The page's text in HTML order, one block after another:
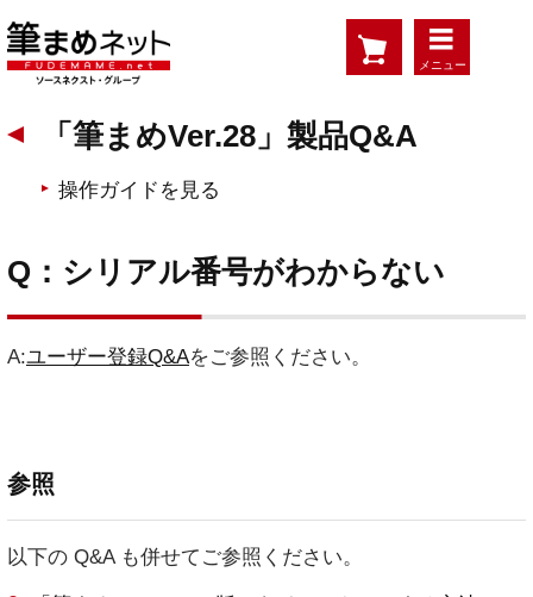
メニュー
「筆まめVer.28」製品Q&A
操作ガイドを見る
Q：シリアル番号がわからない
A:ユーザー登録Q&Aをご参照ください。
参照
以下の Q&A も併せてご参照ください。